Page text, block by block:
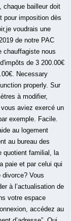
chaque bailleur doit
pour imposition dès
voudrais une
de notre PAC
chauffagiste nous
de 3 200.00€
Necessary
properly. Sur
à modifier,
aviez exercé un
exemple. Facile.
au logement
au bureau des
quotient familial, la
paie et par celui qui
divorce? Vous
à l’actualisation de
votre espace
accédez au